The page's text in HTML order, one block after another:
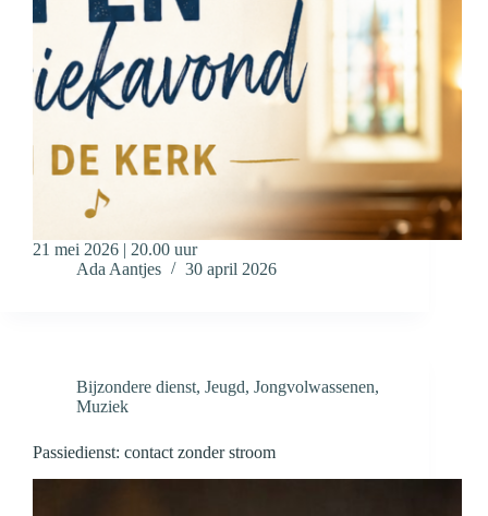
21 mei 2026 | 20.00 uur
Ada Aantjes
30 april 2026
Bijzondere dienst, Jeugd, Jongvolwassenen,
Muziek
Passiedienst: contact zonder stroom